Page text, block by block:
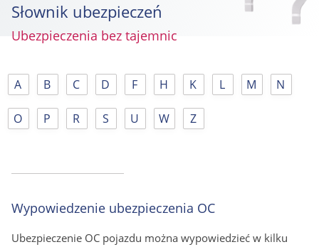
Słownik ubezpieczeń
Ubezpieczenia bez tajemnic
A B C D F H K L M N
O P R S U W Z
Wypowiedzenie ubezpieczenia OC
Ubezpieczenie OC pojazdu można wypowiedzieć w kilku